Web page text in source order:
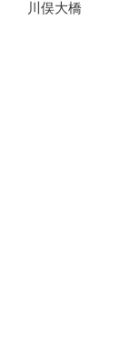
川俣大橋